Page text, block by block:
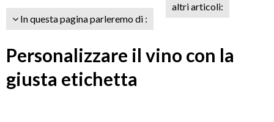
In questa pagina parleremo di :
altri articoli:
Personalizzare il vino con la
giusta etichetta